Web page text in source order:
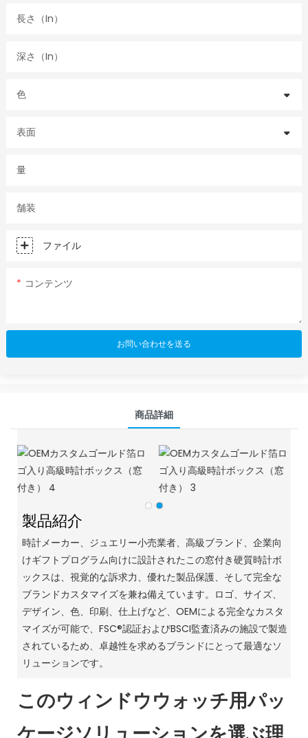
長さ（in）
深さ（in）
色
表面
量
舗装
ファイル
コンテンツ
お問い合わせを送る
商品詳細
製品紹介
時計メーカー、ジュエリー小売業者、高級ブランド、企業向
けギフトプログラム向けに設計されたこの窓付き硬質時計ボ
ックスは、視覚的な訴求力、優れた製品保護、そして完全な
ブランドカスタマイズを兼ね備えています。ロゴ、サイズ、
デザイン、色、印刷、仕上げなど、OEMによる完全なカスタ
マイズが可能で、FSC®認証およびBSCI監査済みの施設で製造
されているため、卓越性を求めるブランドにとって最適なソ
リューションです。
このウィンドウウォッチ用パッ